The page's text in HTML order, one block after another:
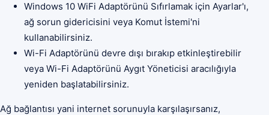
Windows 10 WiFi Adaptörünü Sıfırlamak için Ayarlar'ı,
ağ sorun gidericisini veya Komut İstemi'ni
kullanabilirsiniz.
Wi-Fi Adaptörünü devre dışı bırakıp etkinleştirebilir
veya Wi-Fi Adaptörünü Aygıt Yöneticisi aracılığıyla
yeniden başlatabilirsiniz.
Ağ bağlantısı yani internet sorunuyla karşılaşırsanız,